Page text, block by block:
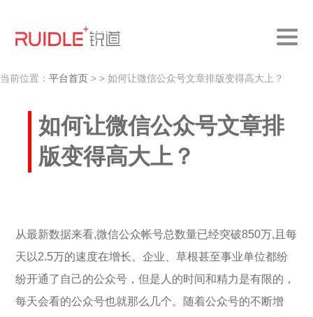
当前位置： 平台首页 > > 如何让微信公众号文章排版变得高大上？
如何让微信公众号文章排
版变得高大上？
从最新数据来看,微信公众帐号总数量已经突破850万,且每
天以2.5万的速度在增长。企业、草根甚至事业单位都纷
纷开通了自己的公众号，但是人的时间和精力是有限的，
每天会看的公众号也就那么几个。随着公众号的不断增